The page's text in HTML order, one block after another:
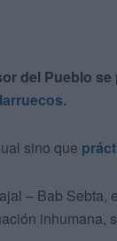
del Pueblo
sino que
– Bab Sebta,
inhumana,